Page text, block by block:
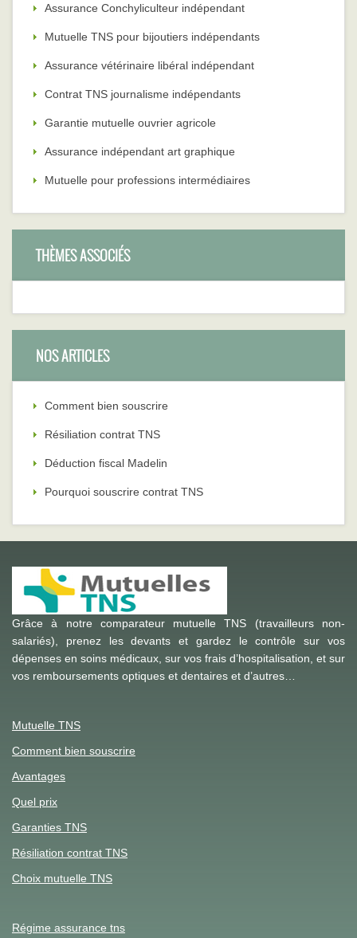
Assurance Conchyliculteur indépendant
Mutuelle TNS pour bijoutiers indépendants
Assurance vétérinaire libéral indépendant
Contrat TNS journalisme indépendants
Garantie mutuelle ouvrier agricole
Assurance indépendant art graphique
Mutuelle pour professions intermédiaires
THÈMES ASSOCIÉS
NOS ARTICLES
Comment bien souscrire
Résiliation contrat TNS
Déduction fiscal Madelin
Pourquoi souscrire contrat TNS
Grâce à notre comparateur mutuelle TNS (travailleurs non-
salariés), prenez les devants et gardez le contrôle sur vos
dépenses en soins médicaux, sur vos frais d’hospitalisation, et sur
vos remboursements optiques et dentaires et d’autres…
Mutuelle TNS
Comment bien souscrire
Avantages
Quel prix
Garanties TNS
Résiliation contrat TNS
Choix mutuelle TNS
Régime assurance tns